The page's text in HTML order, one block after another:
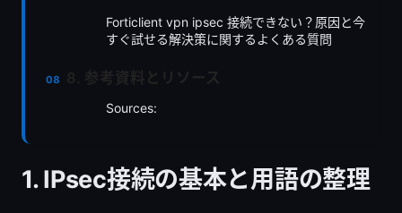
Forticlient vpn ipsec 接続できない？原因と今
すぐ試せる解決策に関するよくある質問
Sources:
1. IPsec接続の基本と用語の整理